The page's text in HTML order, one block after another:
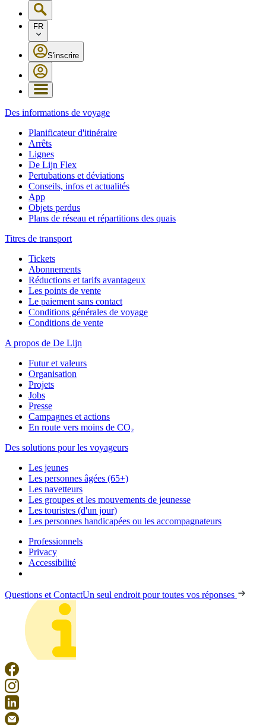
FR
S'inscrire
Des informations de voyage
Planificateur d'itinéraire
Arrêts
Lignes
De Lijn Flex
Pertubations et déviations
Conseils, infos et actualités
App
Objets perdus
Plans de réseau et répartitions des quais
Titres de transport
Tickets
Abonnements
Réductions et tarifs avantageux
Les points de vente
Le paiement sans contact
Conditions générales de voyage
Conditions de vente
A propos de De Lijn
Futur et valeurs
Organisation
Projets
Jobs
Presse
Campagnes et actions
En route vers moins de CO₂
Des solutions pour les voyageurs
Les jeunes
Les personnes âgées (65+)
Les navetteurs
Les groupes et les mouvements de jeunesse
Les touristes (d'un jour)
Les personnes handicapées ou les accompagnateurs
Professionnels
Privacy
Accessibilité
Questions et ContactUn seul endroit pour toutes vos réponses